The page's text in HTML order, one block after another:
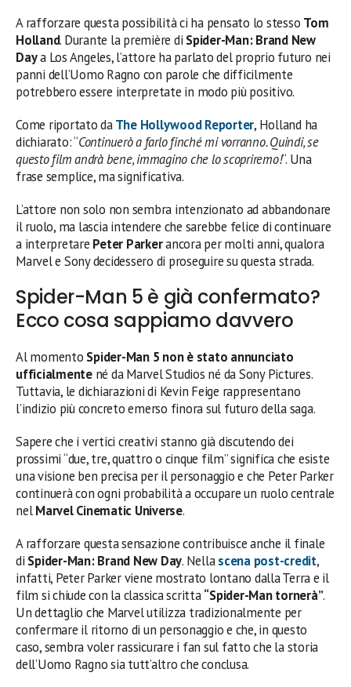
A rafforzare questa possibilità ci ha pensato lo stesso Tom
Holland. Durante la première di Spider-Man: Brand New
Daya Los Angeles, l’attore ha parlato del proprio futuro nei
panni dell’Uomo Ragno con parole che difficilmente
potrebbero essere interpretate in modo più positivo.
Come riportato daThe Hollywood Reporter, Holland ha
dichiarato: “Continuerò a farlo finché mi vorranno. Quindi, se
questo film andrà bene, immagino che lo scopriremo!“. Una
frase semplice, ma significativa.
L’attore non solo non sembra intenzionato ad abbandonare
il ruolo, ma lascia intendere che sarebbe felice di continuare
a interpretare Peter Parkerancora per molti anni, qualora
Marvel e Sony decidessero di proseguire su questa strada.
Spider-Man 5 è già confermato?
Ecco cosa sappiamo davvero
Al momento Spider-Man 5 non è stato annunciato
ufficialmentené da Marvel Studios né da Sony Pictures.
Tuttavia, le dichiarazioni di Kevin Feige rappresentano
l’indizio più concreto emerso finora sul futuro della saga.
Sapere che i vertici creativi stanno già discutendo dei
prossimi “due, tre, quattro o cinque film” significa che esiste
una visione ben precisa per il personaggio e che Peter Parker
continuerà con ogni probabilità a occupare un ruolo centrale
nelMarvel Cinematic Universe.
A rafforzare questa sensazione contribuisce anche il finale
di Spider-Man: Brand New Day. Nellascena post-credit,
infatti, Peter Parker viene mostrato lontano dalla Terra e il
film si chiude con la classica scritta“Spider-Man tornerà”.
Un dettaglio che Marvel utilizza tradizionalmente per
confermare il ritorno di un personaggio e che, in questo
caso, sembra voler rassicurare i fan sul fatto che la storia
dell’Uomo Ragno sia tutt’altro che conclusa.